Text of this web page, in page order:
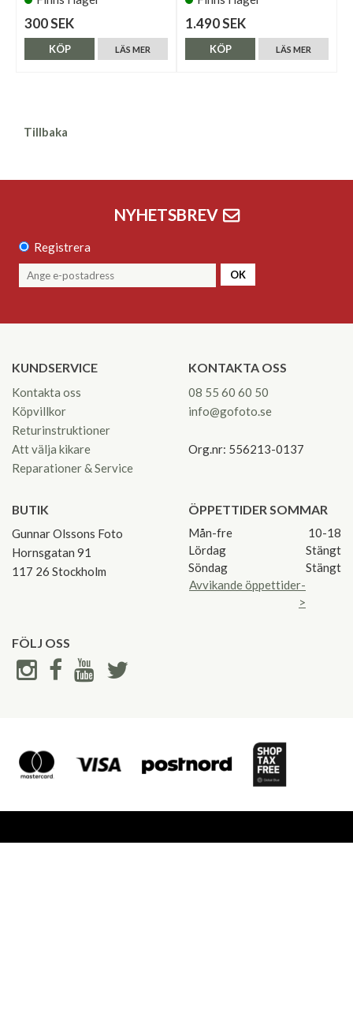
300 SEK
LÄS MER
KÖP
1.490 SEK
LÄS MER
KÖP
Tillbaka
NYHETSBREV
Registrera
OK
KUNDSERVICE
Kontakta oss
Köpvillkor
Returinstruktioner
Att välja kikare
Reparationer & Service
KONTAKTA OSS
08 55 60 60 50
info@gofoto.se
Org.nr: 556213-0137
BUTIK
Gunnar Olssons Foto
Hornsgatan 91
117 26 Stockholm
ÖPPETTIDER SOMMAR
Mån-fre
10-18
Lördag
Stängt
Söndag
Stängt
Avvikande öppettider-
>
FÖLJ OSS